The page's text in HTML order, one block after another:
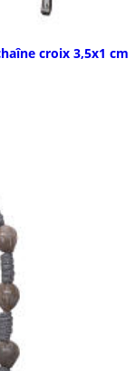
croix 3,5x1 cm